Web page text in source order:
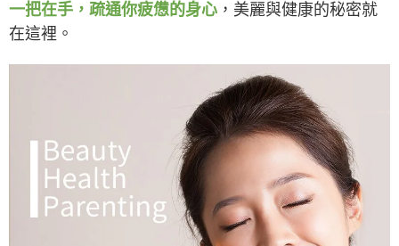
一把在手，疏通你疲憊的身心 ，美麗與健康的秘密就
在這裡。